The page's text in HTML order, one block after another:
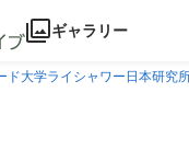
ギャラリー
ド大学ライシャワー日本研究